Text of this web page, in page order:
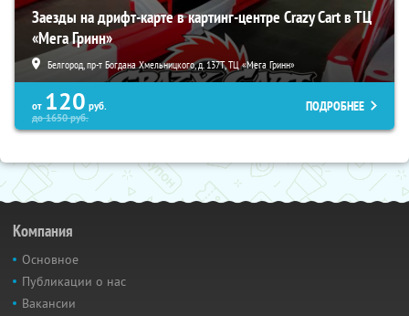
Заезды на дрифт-карте в картинг-центре Crazy Cart в ТЦ
«Мега Гринн»
Белгород, пр-т Богдана Хмельницкого, д. 137Т, ТЦ «Мега Гринн»
от 120 руб.
до1650руб.
ПОДРОБНЕЕ
Компания
Основное
Публикации о нас
Вакансии